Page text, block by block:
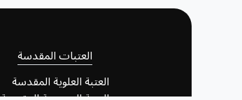
العتبات المقدسة
العتبة العلوية المقدسة